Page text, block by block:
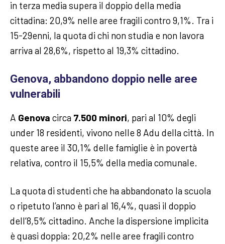
in terza media supera il doppio della media
cittadina: 20,9% nelle aree fragili contro 9,1%. Tra i
15-29enni, la quota di chi non studia e non lavora
arriva al 28,6%, rispetto al 19,3% cittadino.
Genova, abbandono doppio nelle aree
vulnerabili
A Genova circa 7.500 minori, pari al 10% degli
under 18 residenti, vivono nelle 8 Adu della città. In
queste aree il 30,1% delle famiglie è in povertà
relativa, contro il 15,5% della media comunale.
La quota di studenti che ha abbandonato la scuola
o ripetuto l’anno è pari al 16,4%, quasi il doppio
dell’8,5% cittadino. Anche la dispersione implicita
è quasi doppia: 20,2% nelle aree fragili contro